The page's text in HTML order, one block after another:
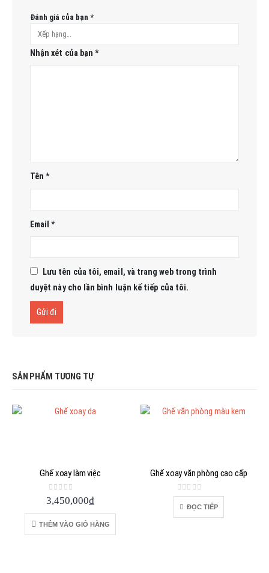
Đánh giá của bạn *
Nhận xét của bạn*
Tên*
Email*
Lưu tên của tôi, email, và trang web trong trình
duyệt này cho lần bình luận kế tiếp của tôi.
SẢN PHẨM TƯƠNG TỰ
Ghế xoay làm việc
0 out of 5
3,450,000₫
THÊM VÀO GIỎ HÀNG
Ghế xoay văn phòng cao cấp
0out of 5
ĐỌC TIẾP